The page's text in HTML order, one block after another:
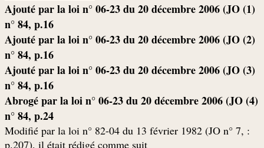
(1) Ajouté par la loi n° 06-23 du 20 décembre 2006 (JO
n° 84, p.16
(2) Ajouté par la loi n° 06-23 du 20 décembre 2006 (JO
n° 84, p.16
(3) Ajouté par la loi n° 06-23 du 20 décembre 2006 (JO
n° 84, p.16
(4) Abrogé par la loi n° 06-23 du 20 décembre 2006 (JO
n° 84, p.24
: Modifié par la loi n° 82-04 du 13 février 1982 (JO n° 7,
p.207), il était rédigé comme suit